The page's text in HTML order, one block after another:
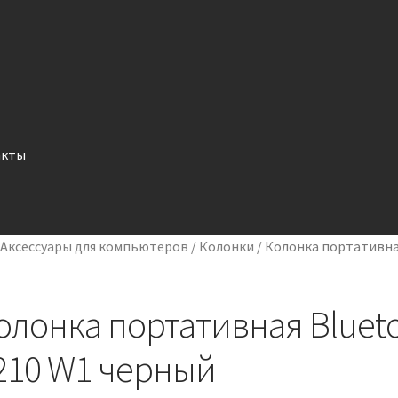
Аксессуары для компьютеров / Колонки / Колонка
портативная
W1 черный